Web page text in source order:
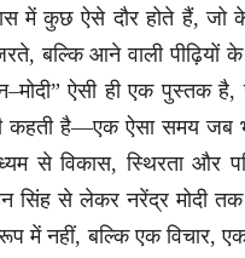
में कुछ ऐसे दौर होते हैं,
बल्कि आने वाली पीढ़ियों के
ऐसी ही एक पुस्तक
कहती है—एक ऐसा समय जब
से विकास, स्थिरता और
सिंह से लेकर नरेंद्र मोदी तक
में नहीं, बल्कि एक विचार, एक